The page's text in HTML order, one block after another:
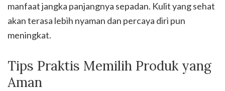
manfaat jangka panjangnya sepadan. Kulit yang sehat
akan terasa lebih nyaman dan percaya diri pun
meningkat.
Tips Praktis Memilih Produk yang
Aman